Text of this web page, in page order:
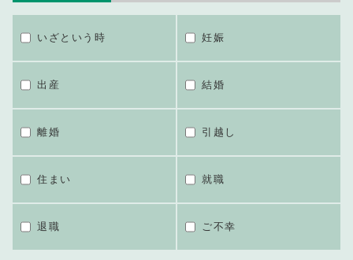
いざという時 妊娠
出産 結婚
離婚 引越し
住まい 就職
退職 ご不幸